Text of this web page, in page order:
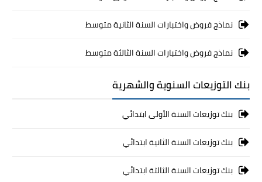
نماذج فروض واختبارات السنة الثانية متوسط
نماذج فروض واختبارات السنة الثالثة متوسط
بنك التوزيعات السنوية والشهرية
بنك توزيعات السنة الأولى ابتدائي
بنك توزيعات السنة الثانية ابتدائي
بنك توزيعات السنة الثالثة ابتدائي